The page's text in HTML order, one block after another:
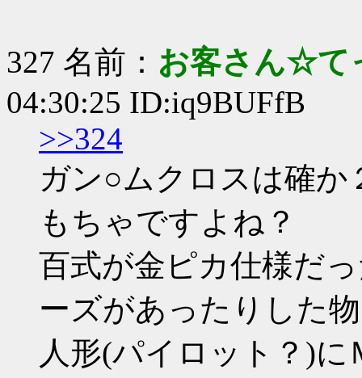
327 名前： お客さん☆て
04:30:25 ID:iq9BUFfB
>>324
ガン○ムクロスは確
もちゃですよね？
百式が金ピカ仕様だ
ーズがあったりした
人形(パイロット？)